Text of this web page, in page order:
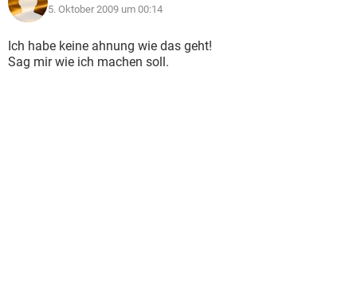
5. Oktober 2009 um 00:14
Ich habe keine ahnung wie das geht!
Sag mir wie ich machen soll.